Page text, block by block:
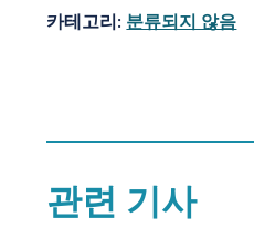
카테고리: 분류되지 않음
관련 기사